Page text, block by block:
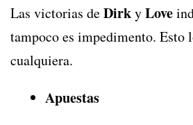
Las victorias deDirkyLove
tampoco es impedimento. Esto
cualquiera.
Apuestas